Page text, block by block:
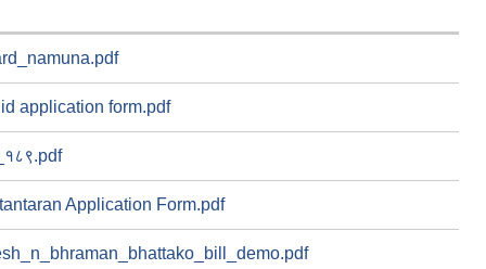
application form.pdf
Application Form.pdf